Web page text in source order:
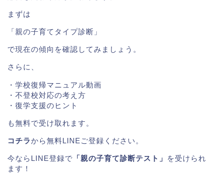
まずは
「親の子育てタイプ診断」
で現在の傾向を確認してみましょう。
さらに、
・学校復帰マニュアル動画
・不登校対応の考え方
・復学支援のヒント
も無料で受け取れます。
コチラから無料LINEご登録ください。
今ならLINE登録で 「親の子育て診断テスト」
を受けられ
ます！